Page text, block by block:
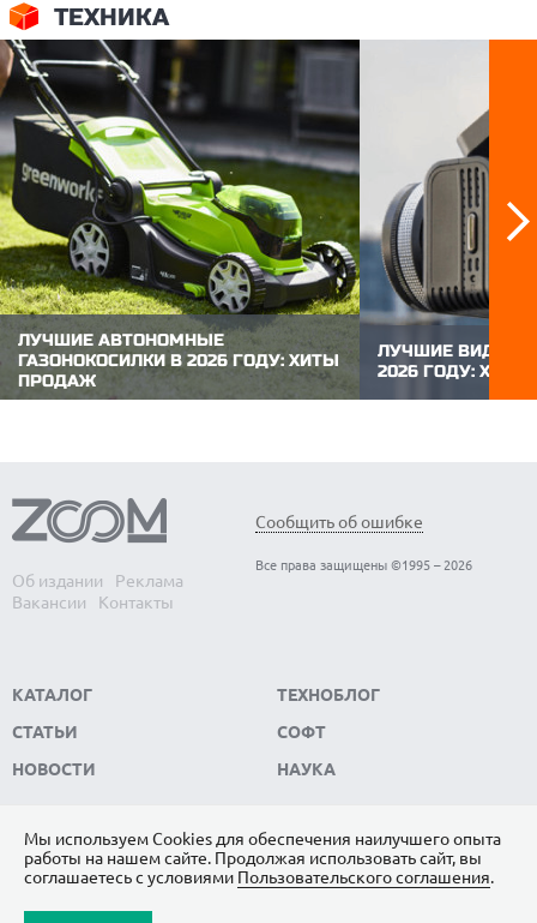
ТЕХНИКА
ЛУЧШИЕ АВТОНОМНЫЕ
ГАЗОНОКОСИЛКИ В 2026 ГОДУ: ХИТЫ
ПРОДАЖ
Аккумуляторные газонокосилки не
ZOOM.CNews выбрала самые популярные
модели автономных газонокосилок,
которые...
ЛУЧШИЕ
2026 ГОДУ:
пользуются...
Об издании
Реклама
Вакансии
Контакты
Сообщить об ошибке
Все права защищены ©1995 – 2026
КАТАЛОГ
СТАТЬИ
НОВОСТИ
ТЕХНОБЛОГ
СОФТ
НАУКА
ПОДПИШИТЕСЬ НА НАС
ЯНДЕКС.ДЗЕН
Мы используем Сookies для обеспечения наилучшего опыта
работы на нашем сайте. Продолжая использовать сайт, вы
соглашаетесь с условиями Пользовательского соглашения.